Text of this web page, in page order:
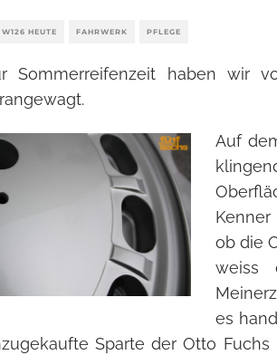
HEUTE FAHRWERK PFLEGE
Sommerreifenzeit haben wir
Auf
ob die
weiss
es
Sparte der Otto